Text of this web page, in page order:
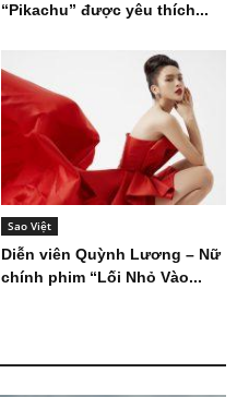
“Pikachu” được yêu thích...
Sao Việt
Diễn viên Quỳnh Lương – Nữ
chính phim “Lối Nhỏ Vào...